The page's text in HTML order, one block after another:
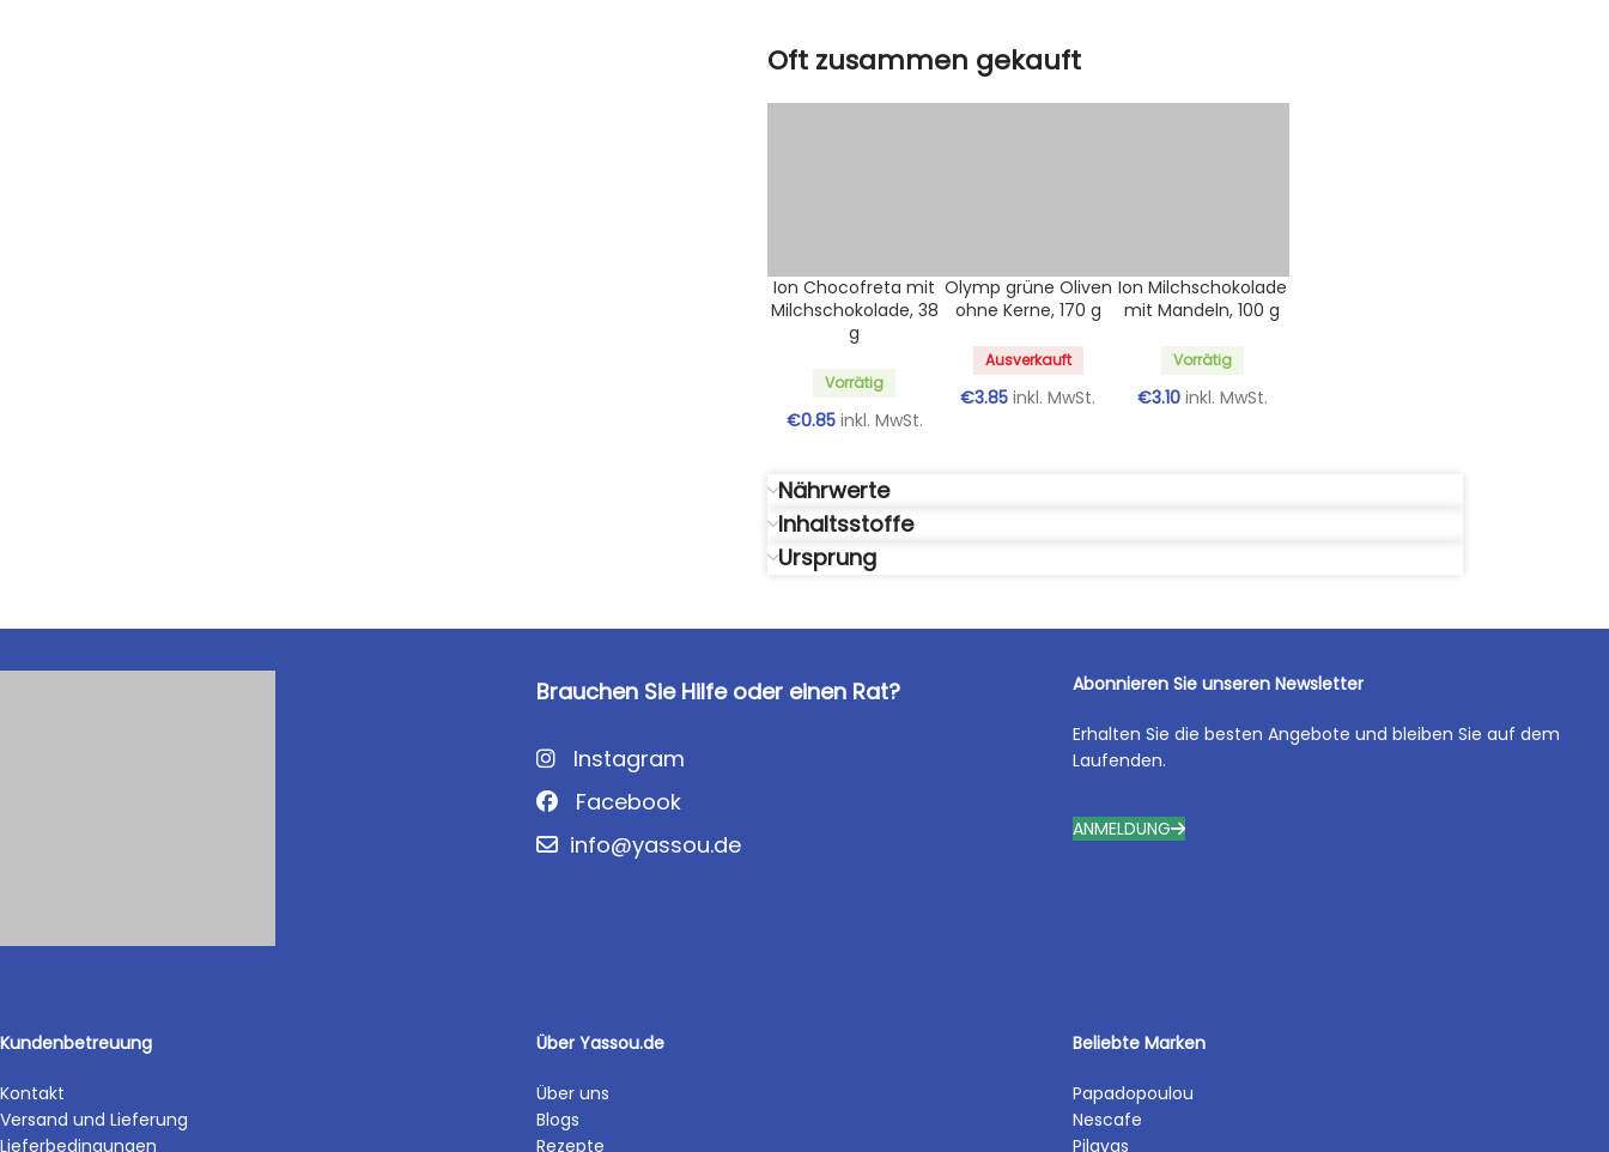
Oft zusammen gekauft
Ion Chocofreta mit
Milchschokolade, 38
g
Vorrätig
€0.85 inkl. MwSt.
Olymp grüne Oliven
ohne Kerne, 170 g
Ausverkauft
€3.85 inkl. MwSt.
Ion Milchschokolade
mit Mandeln, 100 g
Vorrätig
€3.10 inkl. MwSt.
Nährwerte
Inhaltsstoffe
Ursprung
Brauchen Sie Hilfe oder einen Rat?
Instagram
Facebook
info@yassou.de
Abonnieren Sie unseren Newsletter
Erhalten Sie die besten Angebote und bleiben Sie auf dem
Laufenden.
ANMELDUNG
Kundenbetreuung
Kontakt
Versand und Lieferung
Lieferbedingungen
Über Yassou.de
Über uns
Blogs
Rezepte
Beliebte Marken
Papadopoulou
Nescafe
Pilavas